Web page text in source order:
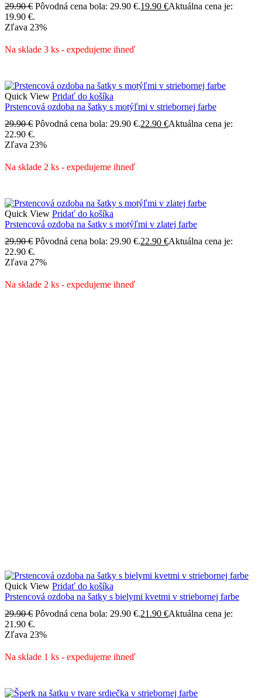
29.90€ Pôvodná cena bola: 29.90 €.19.90 €Aktuálna cena je:
19.90 €.
Zľava 23%
Na sklade 3 ks - expedujeme ihneď
Quick View Pridať do košíka
Prstencová ozdoba na šatky s motýľmi v striebornej farbe
29.90€ Pôvodná cena bola: 29.90 €.22.90 €Aktuálna cena je:
22.90 €.
Zľava 23%
Na sklade 2 ks - expedujeme ihneď
Quick View Pridať do košíka
Prstencová ozdoba na šatky s motýľmi v zlatej farbe
29.90€ Pôvodná cena bola: 29.90 €.22.90 €Aktuálna cena je:
22.90 €.
Zľava 27%
Na sklade 2 ks - expedujeme ihneď
Quick View Pridať do košíka
Prstencová ozdoba na šatky s bielymi kvetmi v striebornej farbe
29.90€ Pôvodná cena bola: 29.90 €.21.90 €Aktuálna cena je:
21.90 €.
Zľava 23%
Na sklade 1 ks - expedujeme ihneď